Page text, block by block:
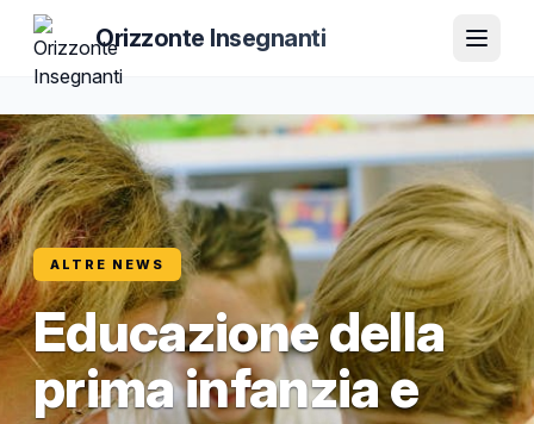
Orizzonte Insegnanti
ALTRE NEWS
Educazione della
prima infanzia e